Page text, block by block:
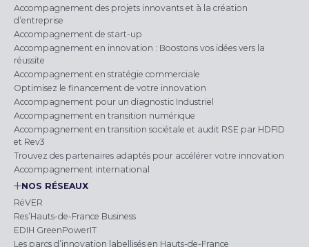
Accompagnement des projets innovants et à la création
d’entreprise
Accompagnement de start-up
Accompagnement en innovation : Boostons vos idées vers la
réussite
Accompagnement en stratégie commerciale
Optimisez le financement de votre innovation
Accompagnement pour un diagnostic Industriel
Accompagnement en transition numérique
Accompagnement en transition sociétale et audit RSE par HDFID
et Rev3
Trouvez des partenaires adaptés pour accélérer votre innovation
Accompagnement international
NOS RÉSEAUX
RéVER
Res’Hauts-de-France Business
EDIH GreenPowerIT
Les parcs d’innovation labellisés en Hauts-de-France